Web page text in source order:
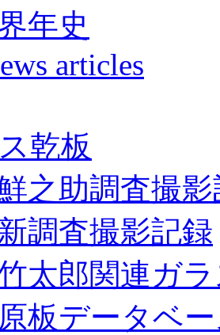
年史
articles
乾板
之助調査撮
調査撮影記録
太郎関連ガ
板データベ